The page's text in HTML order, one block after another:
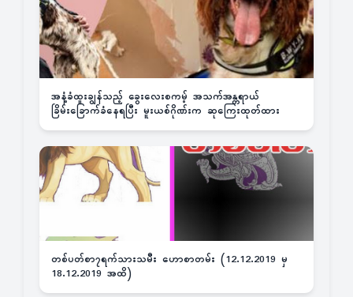
အနံ့ခံထူးချွန်သည့် ခွေးလေးစကမ့် အသက်အန္တရာယ်
ခြိမ်းခြောက်ခံနေရပြီး မူးယစ်ဂိုဏ်းက ဆုကြေးထုတ်ထား
တစ်ပတ်စာ၇ရက်သားသမီး ဟောစာတမ်း (12.12.2019 မှ
18.12.2019 အထိ)